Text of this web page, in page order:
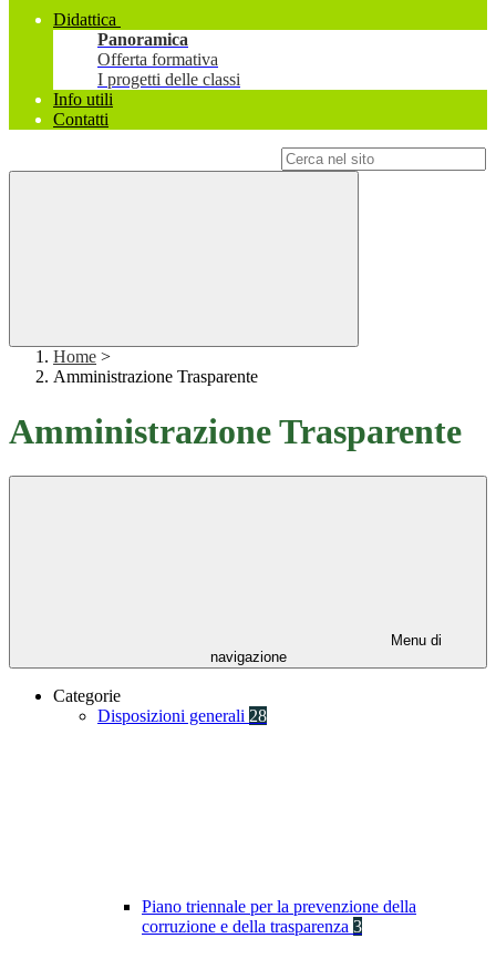
Didattica
Panoramica
Offerta formativa
I progetti delle classi
Info utili
Contatti
Home >
Amministrazione Trasparente
Amministrazione Trasparente
Menu di
navigazione
Categorie
Disposizioni generali 28
Piano triennale per la prevenzione della
corruzione e della trasparenza 3